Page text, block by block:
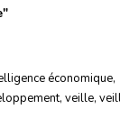
"
économique,
, veille,